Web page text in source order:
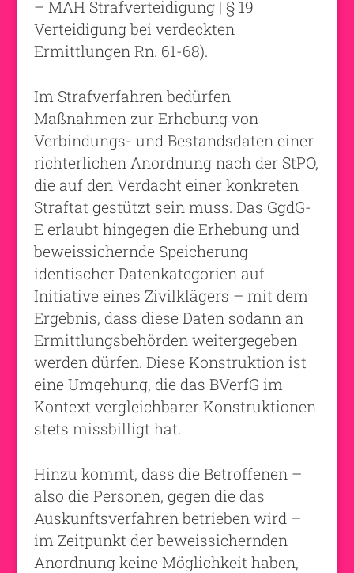
– MAH Strafverteidigung | § 19
Verteidigung bei verdeckten
Ermittlungen Rn. 61-68).
Im Strafverfahren bedürfen
Maßnahmen zur Erhebung von
Verbindungs- und Bestandsdaten einer
richterlichen Anordnung nach der StPO,
die auf den Verdacht einer konkreten
Straftat gestützt sein muss. Das GgdG-
E erlaubt hingegen die Erhebung und
beweissichernde Speicherung
identischer Datenkategorien auf
Initiative eines Zivilklägers – mit dem
Ergebnis, dass diese Daten sodann an
Ermittlungsbehörden weitergegeben
werden dürfen. Diese Konstruktion ist
eine Umgehung, die das BVerfG im
Kontext vergleichbarer Konstruktionen
stets missbilligt hat.
Hinzu kommt, dass die Betroffenen –
also die Personen, gegen die das
Auskunftsverfahren betrieben wird –
im Zeitpunkt der beweissichernden
Anordnung keine Möglichkeit haben,